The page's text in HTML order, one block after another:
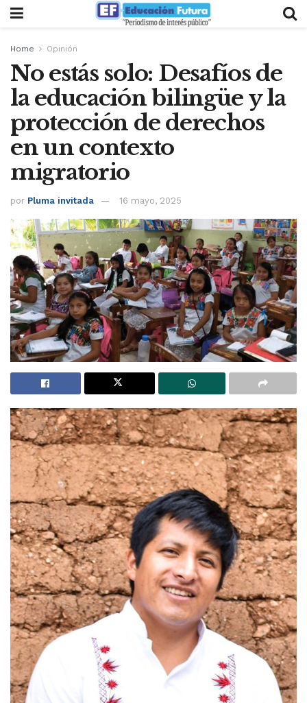
Home Opinión
No estás solo: Desafíos de
la educación bilingüe y la
protección de derechos
en un contexto
migratorio
por Pluma invitada 16 mayo, 2025